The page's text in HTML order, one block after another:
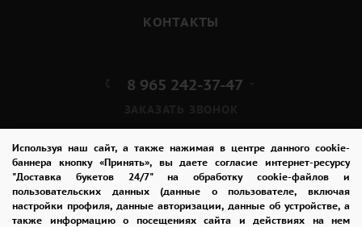
Используя наш сайт, а также нажимая в центре данного cookie-
баннера кнопку «Принять», вы даете согласие интернет-ресурсу
"Доставка букетов 24/7" на обработку cookie-файлов и
пользовательских данных (данные о пользователе, включая
настройки профиля, данные авторизации, данные об устройстве, а
также информацию о посещениях сайта и действиях на нем
КОНТАКТЫ
8 965 242-37-47
admin@buket24delivery.ru
Московское ш. 5А,
ТЦ «Барс»